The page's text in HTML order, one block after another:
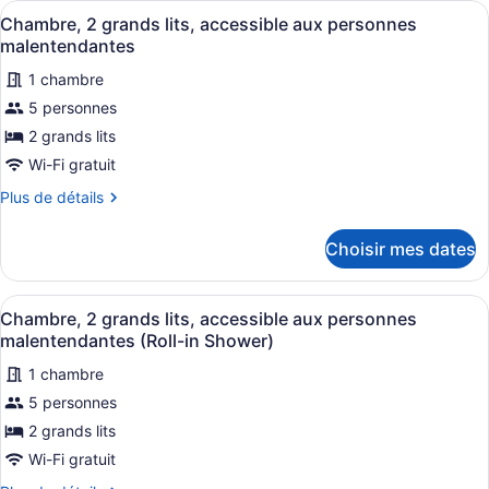
grands
lits
Afficher
toutes
les
photos
pour
ce
type
de
chambre :
2
grands
lits,
accessible
aux
personnes
malentendantes
Une chambre d’hôtel avec deux
7
Chambre, 2 grands lits, accessible aux personnes
malentendantes
1 chambre
5 personnes
2 grands lits
Wi-Fi gratuit
Plus de détails
Plus
Chambre,
grands
lits,
accessible
aux
personnes
malentendantes
Choisir mes dates
Afficher
toutes
les
photos
pour
ce
type
de
Une chambre d’hôtel avec deux
7
Chambre, 2 grands lits, accessible aux personnes
malentendantes (Roll-in Shower)
1 chambre
5 personnes
2 grands lits
Wi-Fi gratuit